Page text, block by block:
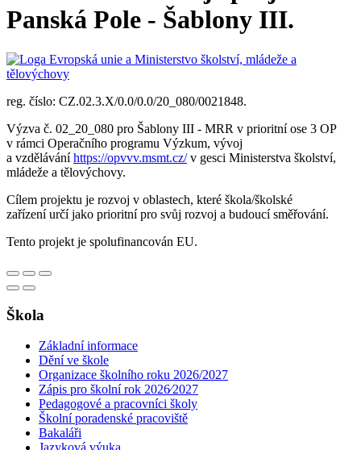
Panská Pole - Šablony III.
reg. číslo: CZ.02.3.X/0.0/0.0/20_080/0021848.
Výzva č. 02_20_080 pro Šablony III - MRR v prioritní ose 3 OP
v rámci Operačního programu Výzkum, vývoj
a vzděláváníhttps://opvvv.msmt.cz/v gesci Ministerstva školství,
mládeže a tělovýchovy.
Cílem projektu je rozvoj v oblastech, které škola/školské
zařízení určí jako prioritní pro svůj rozvoj a budoucí směřování.
Tento projekt je spolufinancován EU.
Škola
Základní informace
Dění ve škole
Organizace školního roku 2026/2027
Zápis pro školní rok 2026⁄2027
Pedagogové a pracovníci školy
Školní poradenské pracoviště
Bakaláři